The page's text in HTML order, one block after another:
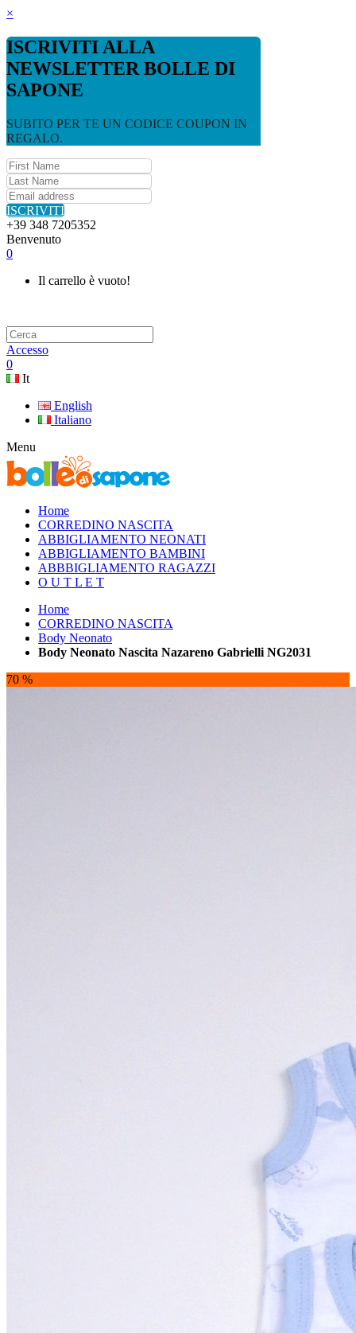
×
ISCRIVITI ALLA
NEWSLETTER BOLLE DI
SAPONE
SUBITO PER TE UN CODICE COUPON IN
REGALO.
ISCRIVITI
+39 348 7205352
Benvenuto
0
Il carrello è vuoto!
Accesso
0
It
English
Italiano
Menu
Home
CORREDINO NASCITA
ABBIGLIAMENTO NEONATI
ABBIGLIAMENTO BAMBINI
ABBBIGLIAMENTO RAGAZZI
O U T L E T
Home
CORREDINO NASCITA
Body Neonato
Body Neonato Nascita Nazareno Gabrielli NG2031
70 %